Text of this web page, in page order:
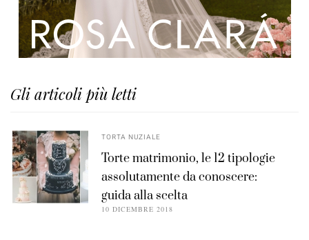
Gli articoli più letti
TORTA NUZIALE
Torte matrimonio, le 12 tipologie
assolutamente da conoscere:
guida alla scelta
10 DICEMBRE 2018